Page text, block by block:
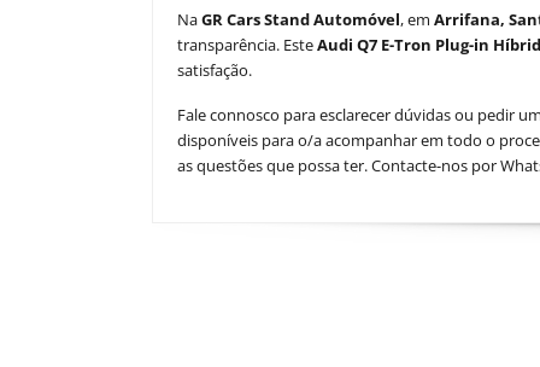
NaGR Cars Stand Automóvel, em Arrifana,
transparência. EsteAudi Q7 E-Tron Plug-in
satisfação.
Fale connosco para esclarecer dúvidas ou pedir
disponíveis para o/a acompanhar em todo o
as questões que possa ter. Contacte-nos por